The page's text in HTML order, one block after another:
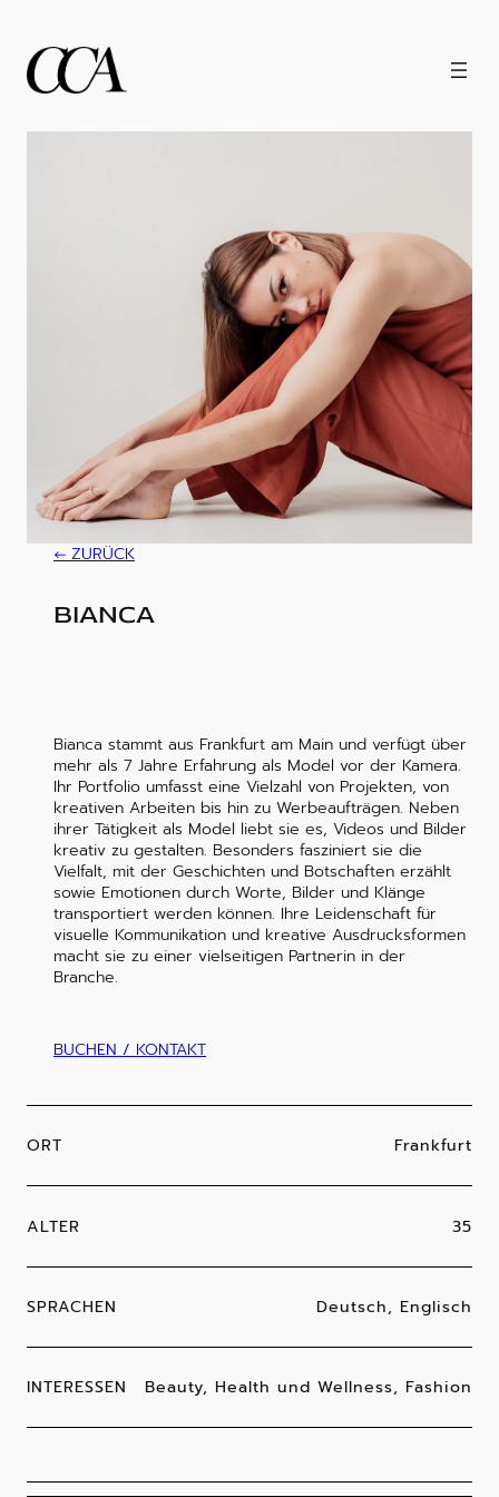
ZURÜCK
BIANCA
Bianca stammt aus Frankfurt am Main und verfügt über
mehr als 7 Jahre Erfahrung als Model vor der Kamera.
Ihr Portfolio umfasst eine Vielzahl von Projekten, von
kreativen Arbeiten bis hin zu Werbeaufträgen. Neben
ihrer Tätigkeit als Model liebt sie es, Videos und Bilder
kreativ zu gestalten. Besonders fasziniert sie die
Vielfalt, mit der Geschichten und Botschaften erzählt
sowie Emotionen durch Worte, Bilder und Klänge
transportiert werden können. Ihre Leidenschaft für
visuelle Kommunikation und kreative Ausdrucksformen
macht sie zu einer vielseitigen Partnerin in der
Branche.
BUCHEN / KONTAKT
ORT Frankfurt
ALTER 35
SPRACHEN Deutsch, Englisch
INTERESSEN Beauty, Health und Wellness, Fashion